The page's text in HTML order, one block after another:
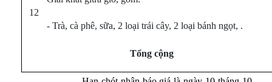
12
- Trà, cà phê, sữa, 2 loại trái cây, 2 loại bánh ngọt, .
Tổng cộng